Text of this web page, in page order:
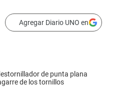
Agregar Diario UNO en
de punta plana
de los tornillos